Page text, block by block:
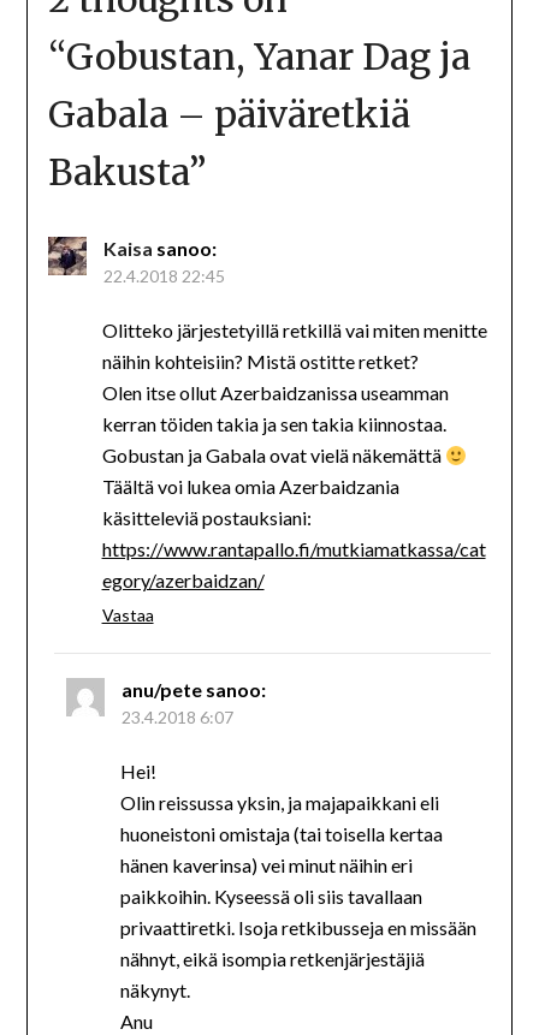
“Gobustan, Yanar Dag ja
Gabala – päiväretkiä
Bakusta”
Kaisa sanoo:
22.4.2018 22:45
Olitteko järjestetyillä retkillä vai miten menitte
näihin kohteisiin? Mistä ostitte retket?
Olen itse ollut Azerbaidzanissa useamman
kerran töiden takia ja sen takia kiinnostaa.
Gobustan ja Gabala ovat vielä näkemättä
Täältä voi lukea omia Azerbaidzania
käsitteleviä postauksiani:
https://www.rantapallo.fi/mutkiamatkassa/cat
egory/azerbaidzan/
Vastaa
anu/pete sanoo:
23.4.2018 6:07
Hei!
Olin reissussa yksin, ja majapaikkani eli
huoneistoni omistaja (tai toisella kertaa
hänen kaverinsa) vei minut näihin eri
paikkoihin. Kyseessä oli siis tavallaan
privaattiretki. Isoja retkibusseja en missään
nähnyt, eikä isompia retkenjärjestäjiä
näkynyt.
Anu